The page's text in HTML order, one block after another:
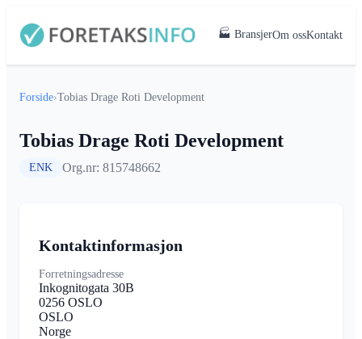
🏭 BransjerOm ossKontakt
Forside›Tobias Drage Roti Development
Tobias Drage Roti Development
ENK Org.nr: 815748662
Kontaktinformasjon
Forretningsadresse
Inkognitogata 30B
0256 OSLO
OSLO
Norge